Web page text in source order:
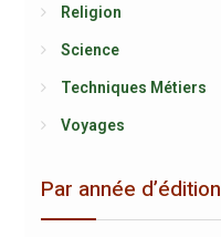
Religion
Science
Techniques Métiers
Voyages
Par année d’édition